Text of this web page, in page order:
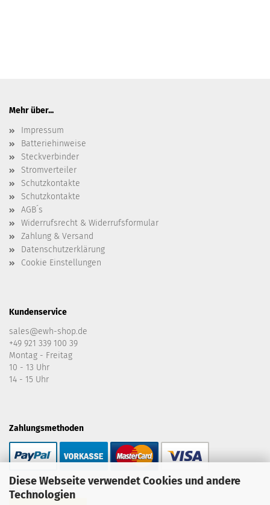
Diese Webseite verwendet Cookies und andere
Technologien
Mehr über...
Impressum
Batteriehinweise
Steckverbinder
Stromverteiler
Schutzkontakte
Schutzkontakte
AGB´s
Widerrufsrecht & Widerrufsformular
Zahlung & Versand
Datenschutzerklärung
Cookie Einstellungen
Kundenservice
sales@ewh-shop.de
+49 921 339 100 39
Montag - Freitag
10 - 13 Uhr
14 - 15 Uhr
Zahlungsmethoden
Versand: